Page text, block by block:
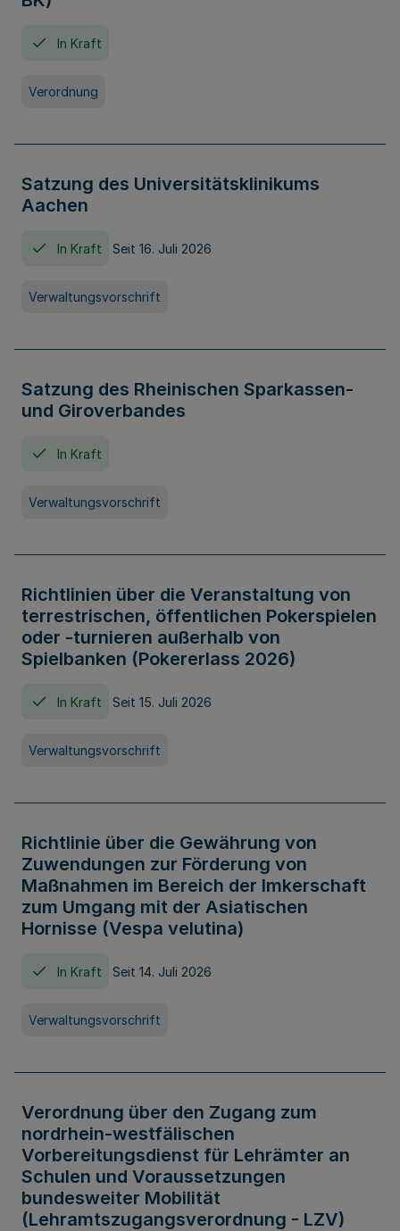
In Kraft
Verordnung
Satzung des Universitätsklinikums
Aachen
In Kraft Seit 16. Juli 2026
Verwaltungsvorschrift
Satzung des Rheinischen Sparkassen-
und Giroverbandes
In Kraft
Verwaltungsvorschrift
Richtlinien über die Veranstaltung von
terrestrischen, öffentlichen Pokerspielen
oder -turnieren außerhalb von
Spielbanken (Pokererlass 2026)
In Kraft Seit 15. Juli 2026
Verwaltungsvorschrift
Richtlinie über die Gewährung von
Zuwendungen zur Förderung von
Maßnahmen im Bereich der Imkerschaft
zum Umgang mit der Asiatischen
Hornisse (Vespa velutina)
In Kraft Seit 14. Juli 2026
Verwaltungsvorschrift
Verordnung über den Zugang zum
nordrhein-westfälischen
Vorbereitungsdienst für Lehrämter an
Schulen und Voraussetzungen
bundesweiter Mobilität
(Lehramtszugangsverordnung - LZV)